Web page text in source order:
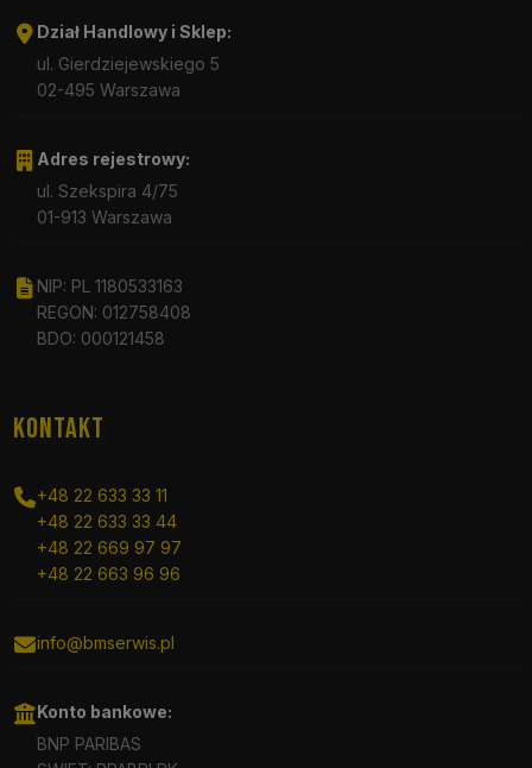
Dział Handlowy i Sklep:
ul. Gierdziejewskiego 5
02-495 Warszawa
Adres rejestrowy:
ul. Szekspira 4/75
01-913 Warszawa
NIP: PL 1180533163
REGON: 012758408
BDO: 000121458
KONTAKT
+48 22 633 33 11
+48 22 633 33 44
+48 22 669 97 97
+48 22 663 96 96
info@bmserwis.pl
Konto bankowe:
BNP PARIBAS